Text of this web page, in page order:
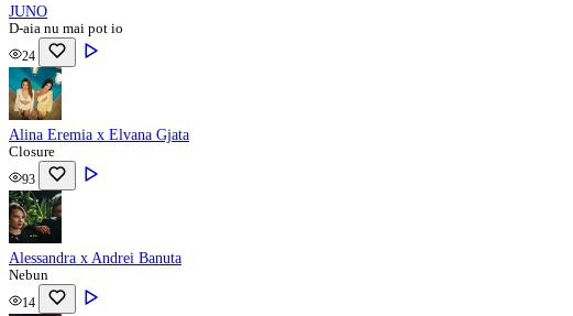
JUNO
D-aia nu mai pot io
24
Alina Eremia x Elvana Gjata
Closure
93
Alessandra x Andrei Banuta
Nebun
14